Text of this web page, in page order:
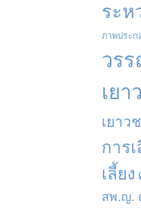
ระห
ภาพประก
วร
เย
เยาว
การ
เลี้ยง
สพ.ญ.